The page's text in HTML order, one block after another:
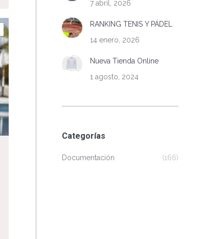
7 abril, 2026
RANKING TENIS Y PÁDEL
14 enero, 2026
Nueva Tienda Online
1 agosto, 2024
Categorías
Documentación (166)